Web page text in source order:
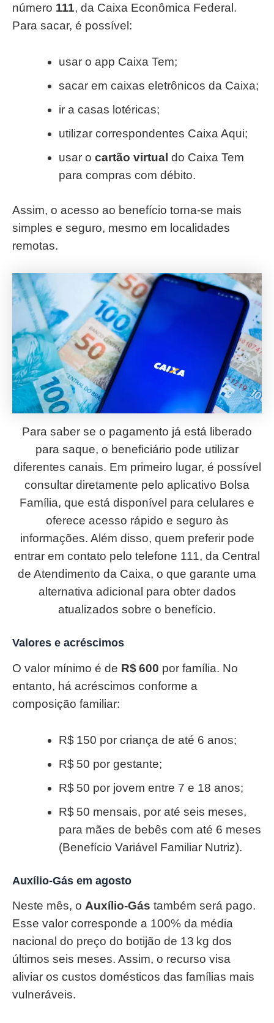
número 111, da Caixa Econômica Federal.
Para sacar, é possível:
usar o app Caixa Tem;
sacar em caixas eletrônicos da Caixa;
ir a casas lotéricas;
utilizar correspondentes Caixa Aqui;
usar o cartão virtual do Caixa Tem
para compras com débito.
Assim, o acesso ao benefício torna-se mais
simples e seguro, mesmo em localidades
remotas.
Para saber se o pagamento já está liberado
para saque, o beneficiário pode utilizar
diferentes canais. Em primeiro lugar, é possível
consultar diretamente pelo aplicativo Bolsa
Família, que está disponível para celulares e
oferece acesso rápido e seguro às
informações. Além disso, quem preferir pode
entrar em contato pelo telefone 111, da Central
de Atendimento da Caixa, o que garante uma
alternativa adicional para obter dados
atualizados sobre o benefício.
Valores e acréscimos
O valor mínimo é de R$ 600 por família. No
entanto, há acréscimos conforme a
composição familiar:
R$ 150 por criança de até 6 anos;
R$ 50 por gestante;
R$ 50 por jovem entre 7 e 18 anos;
R$ 50 mensais, por até seis meses,
para mães de bebês com até 6 meses
(Benefício Variável Familiar Nutriz).
Auxílio-Gás em agosto
Neste mês, o Auxílio-Gás também será pago.
Esse valor corresponde a 100% da média
nacional do preço do botijão de 13 kg dos
últimos seis meses. Assim, o recurso visa
aliviar os custos domésticos das famílias mais
vulneráveis.